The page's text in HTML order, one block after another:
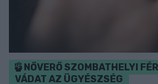
NŐVERŐ SZOMBATHELYI
VÁDAT AZ ÜGYÉSZSÉG